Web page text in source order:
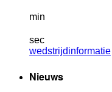
min
sec
wedstrijdinformatie
Nieuws